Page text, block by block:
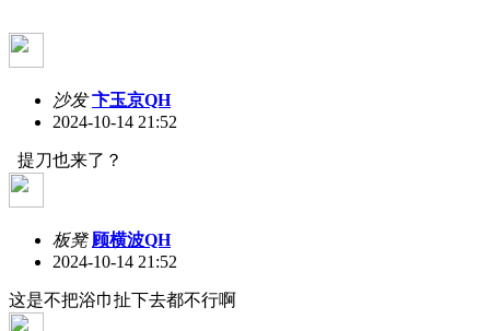
沙发 卞玉京QH
2024-10-14 21:52
提刀也来了？
板凳 顾横波QH
2024-10-14 21:52
这是不把浴巾扯下去都不行啊